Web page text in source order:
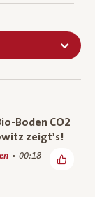
Boden CO2
zeigt’s!
00:18